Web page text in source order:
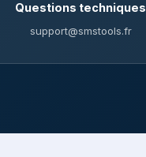
Questions techniques
support@smstools.fr